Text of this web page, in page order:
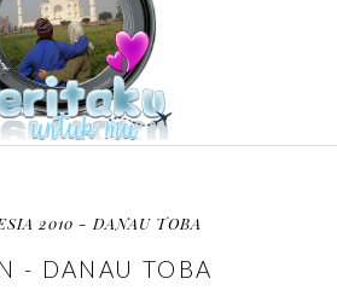
2010 - DANAU TOBA
- DANAU TOBA